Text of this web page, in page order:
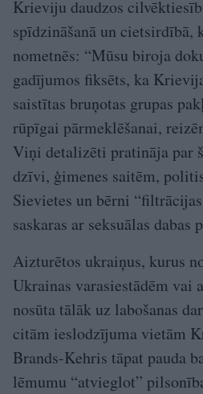
Krieviju daudzos
spīdzināšanā un cietsirdībā,
nometnēs: “Mūsu biroja
gadījumos fiksēts, ka
saistītas bruņotas grupas
rūpīgai pārmeklēšanai,
Viņi detalizēti pratināja par
dzīvi, ģimenes saitēm,
Sievietes un bērni
saskaras ar seksuālas dabas
Aizturētos ukraiņus, kurus
Ukrainas varasiestādēm vai
nosūta tālāk uz labošanas
citām ieslodzījuma vietām
Brands-Kehris tāpat pauda
lēmumu “atvieglot”